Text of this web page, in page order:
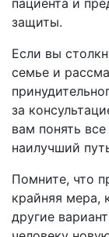
защиты.
Если вы
семье и
за
вам понять
наилучший
Помните, что
крайняя мера,
другие